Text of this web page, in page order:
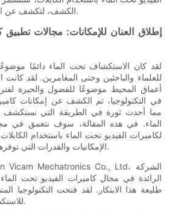
الكشف، لتكشف عن العجائب التي تكمن تحتها.
إطلاق العنان للإمكانات: مجالات تطبيق
لقد كان الاستكشاف تحت الماء دائمًا موضوعًا
للعلماء والباحثين وحتى المغامرين. لقد
أعماق المحيط موضوعًا للفضول والحيرة
في التكنولوجيا، تم الكشف عن إمكانات
مما أحدث ثورة في الطريقة التي نستكشف
الماء. في هذه المقالة، سوف نتعمق في
لكاميرات الفيديو تحت الماء باستخدام
الإمكانيات والقدرات التي توفرها هذه التكنولوجيا الرائدة.
الرائدة في مجال كاميرات الفيديو تحت
طليعة هذا الابتكار. لقد فتحت التكنولوجيا
للاستكشاف والبحث تحت الماء.